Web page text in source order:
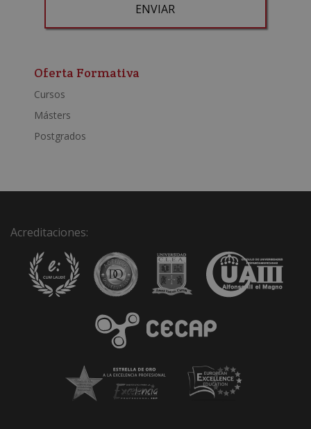
admin@grupoesneca.com.
Para más información consulte nuestra Política de
Privacidad.
Desea recibir información comercial (vía telefónica y/o
t
r
n
a
Oferta Formativa
Cursos
Másters
Postgrados
Acreditaciones: